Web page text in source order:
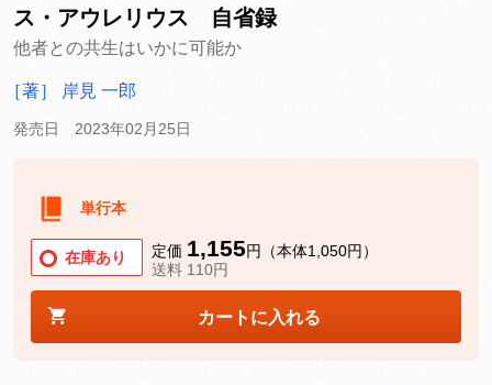
ス・アウレリウス 自省録
他者との共生はいかに可能か
［著］ 岸見 一郎
発売日 2023年02月25日
単行本
在庫あり 定価 1,155円（本体1,050円）
送料 110円
カートに入れる